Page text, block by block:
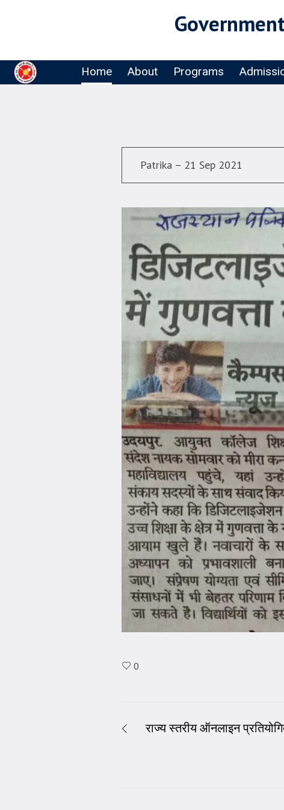
Home About Programs
Patrika – 21 Sep 2021
0
राज्य स्तरीय ऑनलाइन